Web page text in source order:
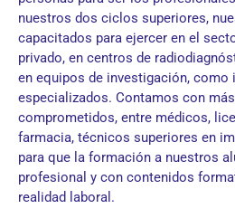
nuestros dos ciclos superiores,
capacitados para ejercer en el
privado, en centros de
en equipos de investigación, como
especializados. Contamos con
comprometidos, entre médicos,
farmacia, técnicos superiores en
para que la formación a nuestros
profesional y con contenidos
realidad laboral.